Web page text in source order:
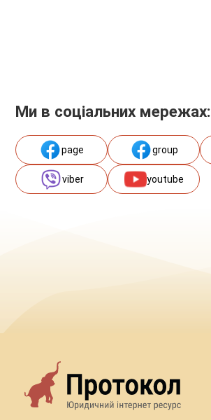
Ми в соціальних мережах:
page group
viber youtube